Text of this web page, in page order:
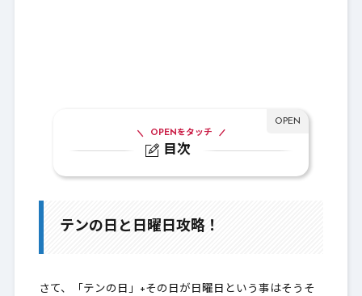
目次
OPENをタッチ
1-2. そしてインゲームへ…
最後に
テンの日と日曜日攻略！
さて、「テンの日」+その日が日曜日という事はそうそ